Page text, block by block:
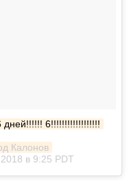
дней!!!!!! 6!!!!!!!!!!!!!!!!!!
Калонов
в 9:25 PDT